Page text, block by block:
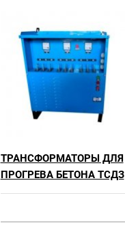
ТРАНСФОРМАТОРЫ ДЛЯ
ПРОГРЕВА БЕТОНА ТСДЗ